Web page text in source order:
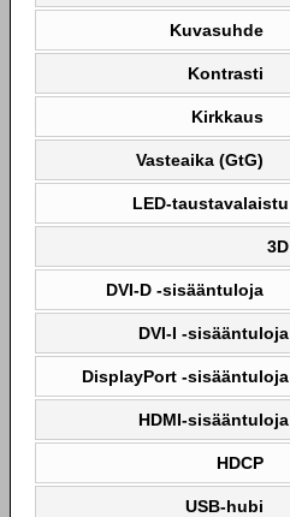
Kuvasuhde
Kontrasti
Kirkkaus
Vasteaika (GtG)
LED-taustavalaistu
3D
DVI-D -sisääntuloja
DVI-I -sisääntuloja
DisplayPort -sisääntuloja
HDMI-sisääntuloja
HDCP
USB-hubi